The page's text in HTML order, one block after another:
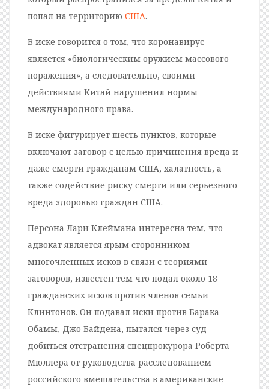
попал на территорию США.
В иске говорится о том, что коронавирус
является «биологическим оружием массового
поражения», а следовательно, своими
действиями Китай нарушенил нормы
международного права.
В иске фигурирует шесть пунктов, которые
включают заговор с целью причинения вреда и
даже смерти гражданам США, халатность, а
также содействие риску смерти или серьезного
вреда здоровью граждан США.
Персона Лари Клеймана интересна тем, что
адвокат является ярым сторонником
многочленных исков в связи с теориями
заговоров, известен тем что подал около 18
гражданских исков против членов семьи
Клинтонов. Он подавал иски против Барака
Обамы, Джо Байдена, пытался через суд
добиться отстранения спецпрокурора Роберта
Мюллера от руководства расследованием
российского вмешательства в американские